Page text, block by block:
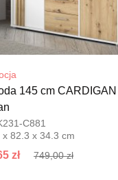
76-200
Nr tel.
Adres e-
Godziny
SALON
66-600
145 cm CARDIGAN
C881
x 82.3 x 34.3 cm
zł 749,00 zł